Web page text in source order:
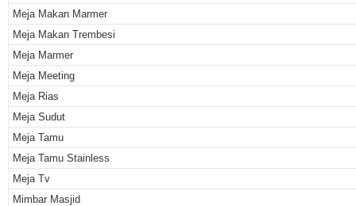
Meja Makan Marmer
Meja Makan Trembesi
Meja Marmer
Meja Meeting
Meja Rias
Meja Sudut
Meja Tamu
Meja Tamu Stainless
Meja Tv
Mimbar Masjid